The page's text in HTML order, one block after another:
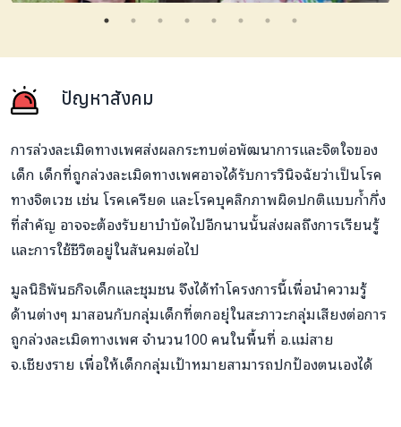
ปัญหาสังคม
การล่วงละเมิดทางเพศส่งผลกระทบต่อพัฒนาการและจิตใจของ
เด็ก เด็กที่ถูกล่วงละเมิดทางเพศอาจได้รับการวินิจฉัยว่าเป็นโรค
ทางจิตเวช เช่น โรคเครียด และโรคบุคลิกภาพผิดปกติแบบก้ำกึ่ง
ที่สำคัญ อาจจะต้องรับยาบำบัดไปอีกนานนั้นส่งผลถึงการเรียนรู้
และการใช้ชีวิตอยู่ในสันคมต่อไป
มูลนิธิพันธกิจเด็กและชุมชน จึงได้ทำโครงการนี้เพื่อนำความรู้
ด้านต่างๆ มาสอนกับกลุ่มเด็กที่ตกอยุ่ในสะภาวะกลุ่มเสียงต่อการ
ถูกล่วงละเมิดทางเพศ จำนวน100 คนในพื้นที่ อ.แม่สาย
จ.เชียงราย เพื่อให้เด็กกลุ่มเป้าหมายสามารถปกป้องตนเองได้